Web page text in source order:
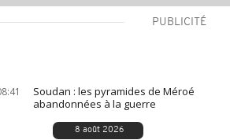
PUBLICITÉ
Soudan : les pyramides de Méroé
abandonnées à la guerre
8 août 2026